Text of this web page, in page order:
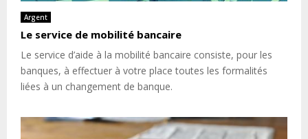
Argent
Le service de mobilité bancaire
Le service d’aide à la mobilité bancaire consiste, pour les
banques, à effectuer à votre place toutes les formalités
liées à un changement de banque.